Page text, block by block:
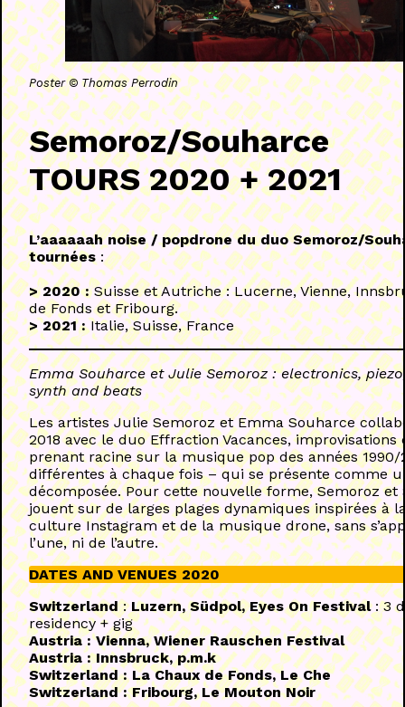
Poster © Thomas Perrodin
Semoroz/Souharce
TOURS 2020 + 2021
L’aaaaaah noise / popdrone du duo Semoroz/
tournées :
> 2020 :Suisse et Autriche : Lucerne, Vienne,
de Fonds et Fribourg.
> 2021 :Italie, Suisse, France
Emma Souharce et Julie Semoroz : electronics,
synth and beats
Les artistes Julie Semoroz et Emma Souharce
2018 avec le duo Effraction Vacances, improvisations
prenant racine sur la musique pop des années 1990/
différentes à chaque fois – qui se présente comme
décomposée. Pour cette nouvelle forme, Semoroz et
jouent sur de larges plages dynamiques inspirées à
culture Instagram et de la musique drone, sans
l’une, ni de l’autre.
DATES AND VENUES 2020
Switzerland:Luzern, Südpol, Eyes On Festival: 3
residency + gig
Austria : Vienna, Wiener Rauschen Festival
Austria : Innsbruck, p.m.k
Switzerland : La Chaux de Fonds, Le Che
Switzerland : Fribourg, Le Mouton Noir